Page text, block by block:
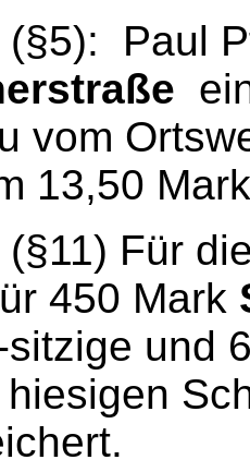
Paul
vom
13,50
Für
450 Mark
und